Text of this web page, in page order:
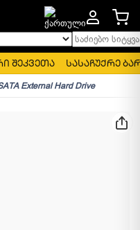
საძიებო
შეკვეთა სასაჩუქრე
External Hard Drive